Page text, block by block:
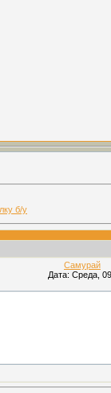
б/у
Самурай
Дата: Среда,